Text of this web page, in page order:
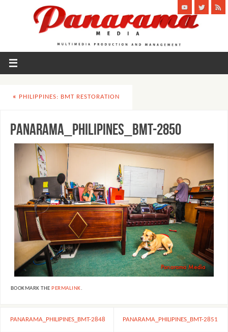
« PHILIPPINES: BMT RESTORATION
PANARAMA_PHILIPINES_BMT-2850
BOOKMARK THEPERMALINK.
PANARAMA_PHILIPINES_BMT-2848 PANARAMA_PHILIPINES_BMT-2851